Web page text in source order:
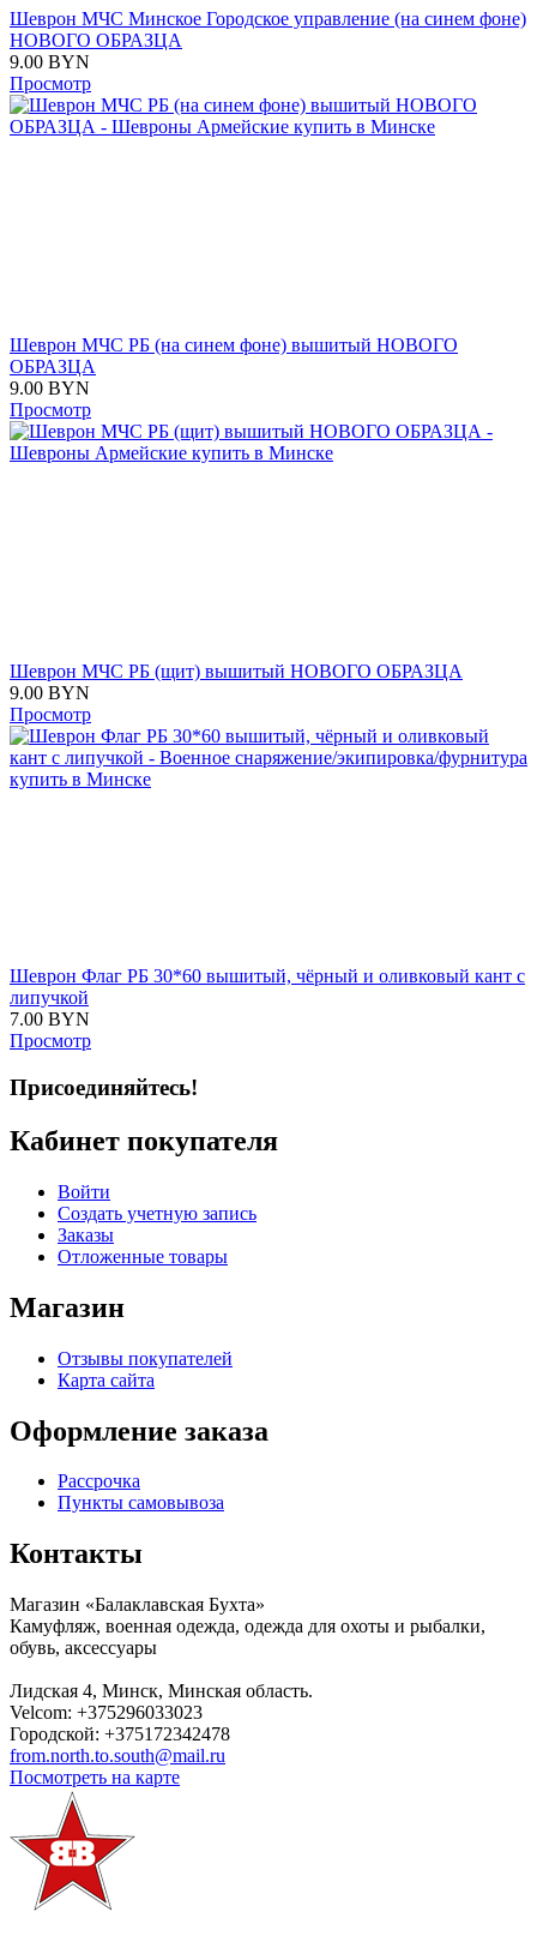
Шеврон МЧС Минское Городское управление (на синем фоне)
НОВОГО ОБРАЗЦА
9.00 BYN
Просмотр
Шеврон МЧС РБ (на синем фоне) вышитый НОВОГО
ОБРАЗЦА
9.00 BYN
Просмотр
Шеврон МЧС РБ (щит) вышитый НОВОГО ОБРАЗЦА
9.00 BYN
Просмотр
Шеврон Флаг РБ 30*60 вышитый, чёрный и оливковый кант с
липучкой
7.00 BYN
Просмотр
Присоединяйтесь!
Кабинет покупателя
Войти
Создать учетную запись
Заказы
Отложенные товары
Магазин
Отзывы покупателей
Карта сайта
Оформление заказа
Рассрочка
Пункты самовывоза
Контакты
Магазин «Балаклавская Бухта»
Камуфляж, военная одежда, одежда для охоты и рыбалки,
обувь, аксессуары
Лидская 4, Минск, Минская область.
Velcom: +375296033023
Городской: +375172342478
from.north.to.south@mail.ru
Посмотреть на карте